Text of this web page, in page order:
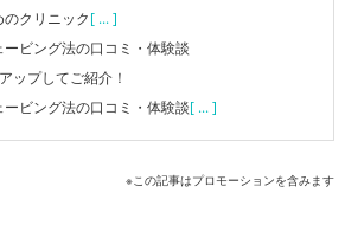
クリニック[ ... ]
ビング法の口コミ・体験談
ップしてご紹介！
ビング法の口コミ・体験談[ ... ]
※この記事はプロモーションを含みます